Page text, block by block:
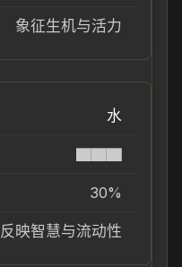
象征生机与活力
水
▇▇▇
30%
反映智慧与流动性